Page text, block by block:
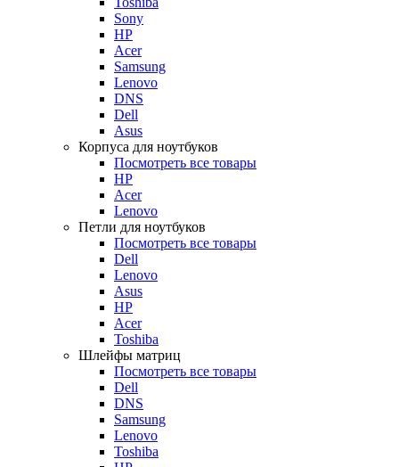
Sony
HP
Acer
Samsung
Lenovo
DNS
Dell
Asus
Корпуса для ноутбуков
Посмотреть все товары
HP
Acer
Lenovo
Петли для ноутбуков
Посмотреть все товары
Dell
Lenovo
Asus
HP
Acer
Toshiba
Шлейфы матриц
Посмотреть все товары
Dell
DNS
Samsung
Lenovo
Toshiba